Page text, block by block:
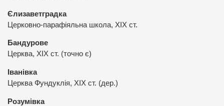
Єлизаветградка
Церковно-парафіяльна школа, ХІХ ст.
Бандурове
Церква, ХІХ ст. (точно є)
Іванівка
Церква Фундуклія, ХІХ ст. (дер.)
Розумівка